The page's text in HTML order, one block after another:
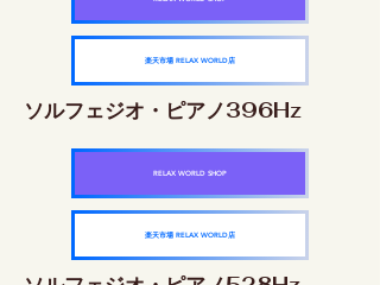
楽天市場 RELAX WORLD店
ソルフェジオ・ピアノ396Hz
RELAX WORLD SHOP
楽天市場 RELAX WORLD店